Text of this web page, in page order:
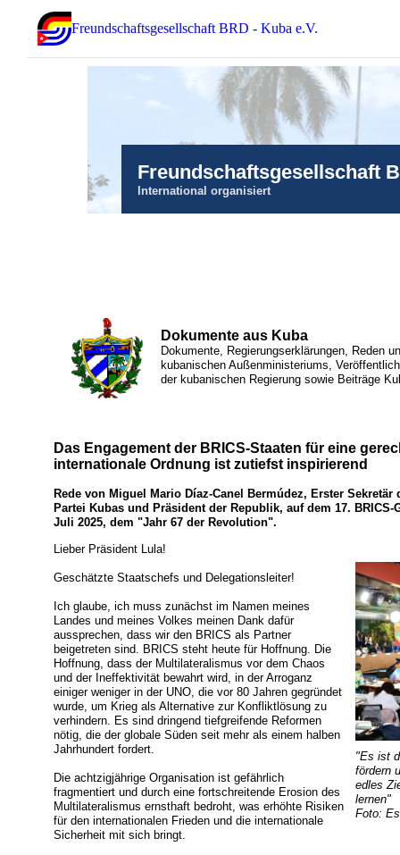
Freundschaftsgesellschaft BRD - Kuba e.V.
Freundschaftsgesellschaft
International organisiert
Dokumente aus Kuba
Dokumente, Regierungserklärungen, Reden
kubanischen Außenministeriums,
der kubanischen Regierung sowie Beiträge
Das Engagement der BRICS-Staaten für eine
internationale Ordnung ist zutiefst inspirierend
Rede von Miguel Mario Díaz-Canel Bermúdez, Erster
Partei Kubas und Präsident der Republik, auf dem 17.
Juli 2025, dem "Jahr 67 der Revolution".
"Es ist
fördern
edles
lernen"
Foto:
Lieber Präsident Lula!
Geschätzte Staatschefs und Delegationsleiter!
Ich glaube, ich muss zunächst im Namen meines
Landes und meines Volkes meinen Dank dafür
aussprechen, dass wir den BRICS als Partner
beigetreten sind. BRICS steht heute für Hoffnung. Die
Hoffnung, dass der Multilateralismus vor dem Chaos
und der Ineffektivität bewahrt wird, in der Arroganz
einiger weniger in der UNO, die vor 80 Jahren gegründet
wurde, um Krieg als Alternative zur Konfliktlösung zu
verhindern. Es sind dringend tiefgreifende Reformen
nötig, die der globale Süden seit mehr als einem halben
Jahrhundert fordert.
Die achtzigjährige Organisation ist gefährlich
fragmentiert und durch eine fortschreitende Erosion des
Multilateralismus ernsthaft bedroht, was erhöhte Risiken
für den internationalen Frieden und die internationale
Sicherheit mit sich bringt.